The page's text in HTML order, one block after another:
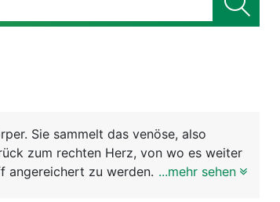
Sie sammelt das venöse, also
zum rechten Herz, von wo es weiter
angereichert zu werden. Eigentlich sind
...mehr sehen